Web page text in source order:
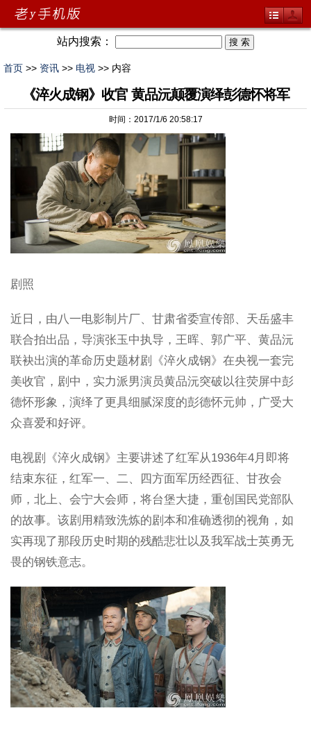
站内搜索：
首页 >> 资讯 >> 电视 >> 内容
《淬火成钢》收官 黄品沅颠覆演绎彭德怀将军
时间：2017/1/6 20:58:17
剧照
近日，由八一电影制片厂、甘肃省委宣传部、天岳盛丰
联合拍出品，导演张玉中执导，王晖、郭广平、黄品沅
联袂出演的革命历史题材剧《淬火成钢》在央视一套完
美收官，剧中，实力派男演员黄品沅突破以往荧屏中彭
德怀形象，演绎了更具细腻深度的彭德怀元帅，广受大
众喜爱和好评。
电视剧《淬火成钢》主要讲述了红军从1936年4月即将
结束东征，红军一、二、四方面军历经西征、甘孜会
师，北上、会宁大会师，将台堡大捷，重创国民党部队
的故事。该剧用精致洗炼的剧本和准确透彻的视角，如
实再现了那段历史时期的残酷悲壮以及我军战士英勇无
畏的钢铁意志。